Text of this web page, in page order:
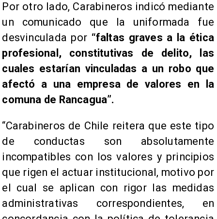
Por otro lado, Carabineros indicó mediante
un comunicado que la uniformada fue
desvinculada por “faltas graves a la ética
profesional, constitutivas de delito, las
cuales estarían vinculadas a un robo que
afectó a una empresa de valores en la
comuna de Rancagua”.
“Carabineros de Chile reitera que este tipo
de conductas son absolutamente
incompatibles con los valores y principios
que rigen el actuar institucional, motivo por
el cual se aplican con rigor las medidas
administrativas correspondientes, en